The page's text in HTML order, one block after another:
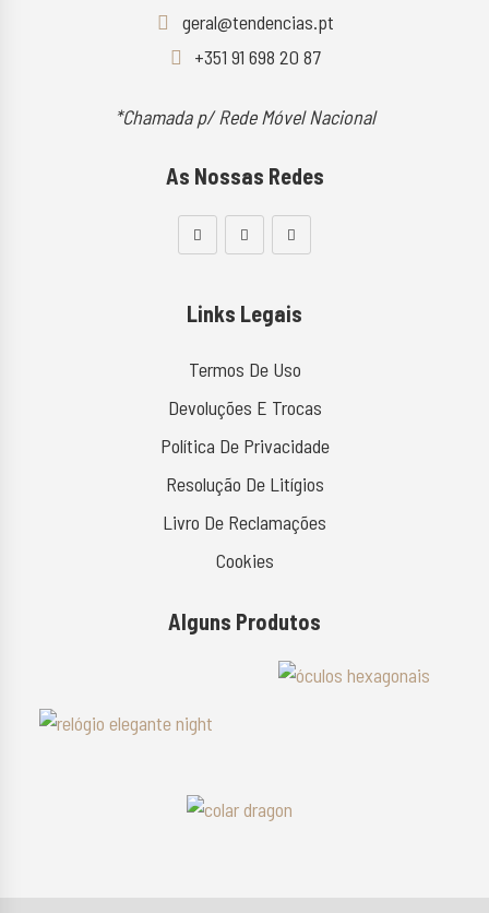
geral@tendencias.pt
+351 91 698 20 87
*Chamada p/ Rede Móvel Nacional
As Nossas Redes
Links Legais
Termos De Uso
Devoluções E Trocas
Política De Privacidade
Resolução De Litígios
Livro De Reclamações
Cookies
Alguns Produtos